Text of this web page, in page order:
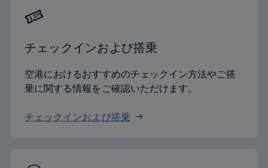
チェックインおよび搭乗
空港におけるおすすめのチェックイン方法やご搭
乗に関する情報をご確認いただけます。
チェックインおよび搭乗